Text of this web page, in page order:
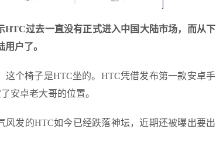
过去一直没有正式进入中国大陆市场，而从下
户了。
个椅子是HTC坐的。HTC凭借发布第一款安卓手
安卓老大哥的位置。
发的HTC如今已经跌落神坛，近期还被曝出要出